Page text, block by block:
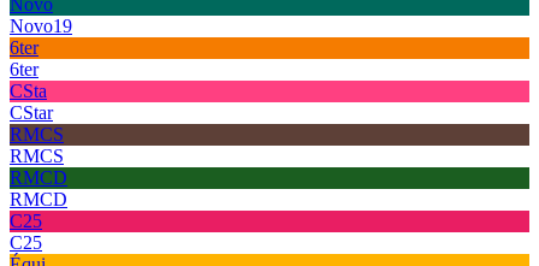
Novo19
6ter
6ter
CSta
CStar
RMCS
RMCS
RMCD
RMCD
C25
C25